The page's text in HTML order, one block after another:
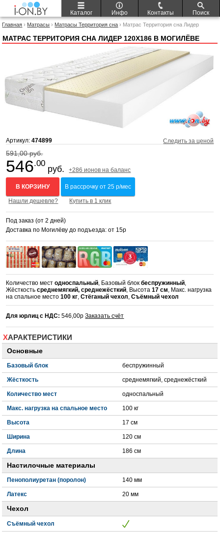
Каталог Инфо Контакты Поиск
Главная › Матрасы › Матрасы Территория сна › Матрас Территория сна Лидер
МАТРАС ТЕРРИТОРИЯ СНА ЛИДЕР 120X186 В МОГИЛЁВЕ
Артикул:474899 Следить за ценой
591,00 руб.
546.00
руб. +286 ионов на баланс
В КОРЗИНУ В рассрочку от 25 р/мес
Нашли дешевле? Купить в 1 клик
Под заказ (от 2 дней)
Доставка по Могилёву до подъезда: от 15р
Количество местодноспальный , Базовый блокбеспружинный
Жёсткостьсреднемягкий, среднежёсткий , Высота17 см , Макс. нагрузка
на спальное место100 кг ,Стёганый чехол ,Съёмный чехол
Для юрлиц с НДС: 546,00рЗаказать счёт
ХАРАКТЕРИСТИКИ
Основные
Базовый блок беспружинный
Жёсткость среднемягкий, среднежёсткий
Количество мест односпальный
Макс. нагрузка на спальное место 100 кг
Высота 17 см
Ширина 120 см
Длина 186 см
Настилочные материалы
Пенополиуретан (поролон) 140 мм
Латекс 20 мм
Чехол
Съёмный чехол